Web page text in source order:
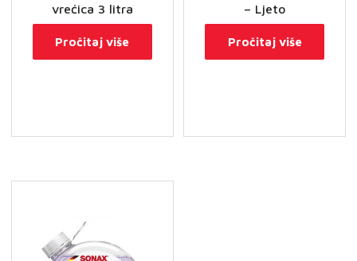
vrećica 3 litra
Pročitaj više
– Ljeto
Pročitaj više